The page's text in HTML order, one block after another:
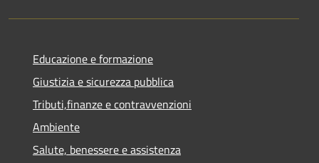
Educazione e formazione
Giustizia e sicurezza pubblica
Tributi,finanze e contravvenzioni
Ambiente
Salute, benessere e assistenza